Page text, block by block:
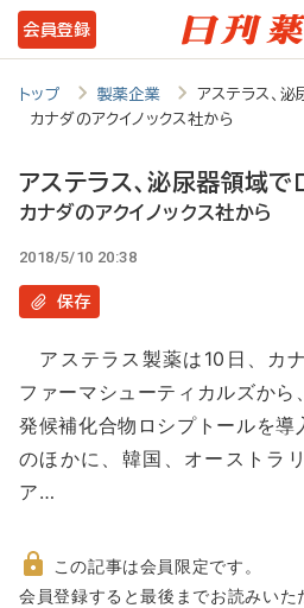
メ
イ
ン
テ
ツ
に
会員登録
トップ 製薬企業
アステラス、
カナダのアクイノックス社から
アステラス、泌尿器領域で
カナダのアクイノックス社から
2018/5/10 20:38
保存
アステラス製薬は10日、カ
ファーマシューティカルズから
発候補化合物ロシプトールを導
のほかに、韓国、オーストラ
ア…
非
この記事は会員限定です。
会員登録すると最後までお読みいた